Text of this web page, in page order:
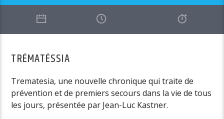
TRÉMATÉSSIA
Trematesia, une nouvelle chronique qui traite de
prévention et de premiers secours dans la vie de tous
les jours, présentée par Jean-Luc Kastner.